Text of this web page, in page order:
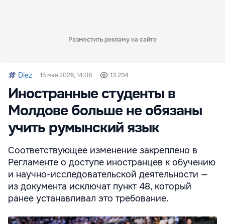
Разместить рекламу на сайте
Diez 15 мая 2026, 14:08 13 294
Иностранные студенты в
Молдове больше не обязаны
учить румынский язык
Соответствующее изменение закреплено в
Регламенте о доступе иностранцев к обучению
и научно-исследовательской деятельности —
из документа исключат пункт 48, который
ранее устанавливал это требование.